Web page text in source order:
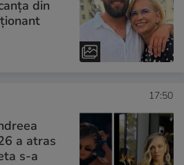
din
17:50
a atras
s-a